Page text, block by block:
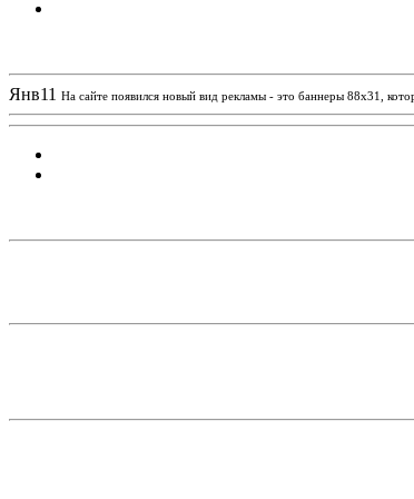
Янв11 На сайте появился новый вид рекламы - это баннеры 88х31,